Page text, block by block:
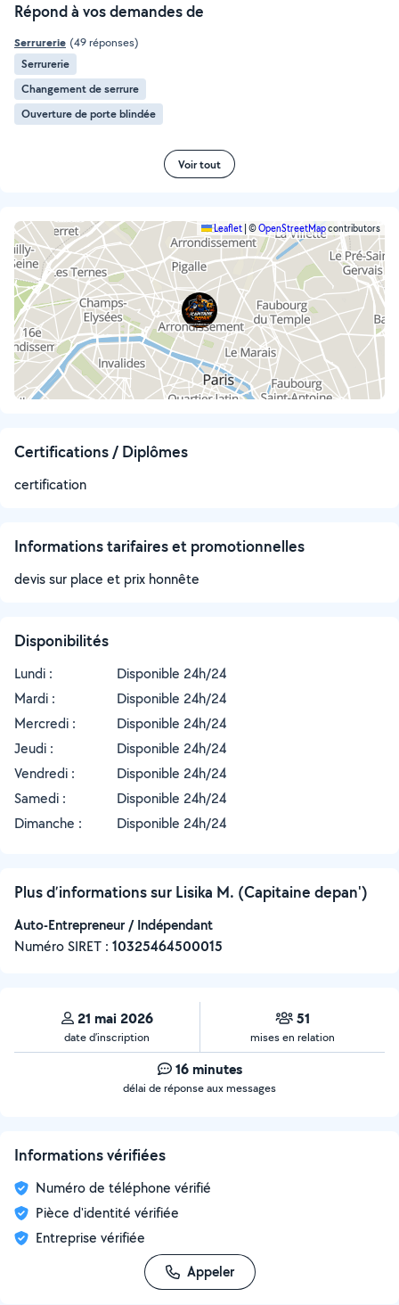
Répond à vos demandes de
Serrurerie (49 réponses)
Serrurerie
Changement de serrure
Ouverture de porte blindée
Voir tout
Leaflet ©OpenStreetMapcontributors
Certifications / Diplômes
certification
Informations tarifaires et promotionnelles
devis sur place et prix honnête
Disponibilités
Lundi :
Disponible 24h/24
Mardi :
Disponible 24h/24
Mercredi :
Disponible 24h/24
Jeudi :
Disponible 24h/24
Vendredi :
Disponible 24h/24
Samedi :
Disponible 24h/24
Dimanche :
Disponible 24h/24
Plus d’informations sur Lisika M. (Capitaine depan')
Auto-Entrepreneur / Indépendant
Numéro SIRET : ‍10325464500015
21 mai 2026
date d’inscription
51
mises en relation
16 minutes
délai de réponse aux messages
Informations vérifiées
Numéro de téléphone vérifié
Pièce d'identité vérifiée
Entreprise vérifiée
Appeler